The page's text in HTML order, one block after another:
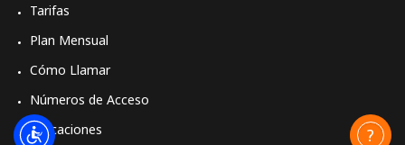
Tarifas
Plan Mensual
Cómo Llamar
Números de Acceso
Aplicaciones